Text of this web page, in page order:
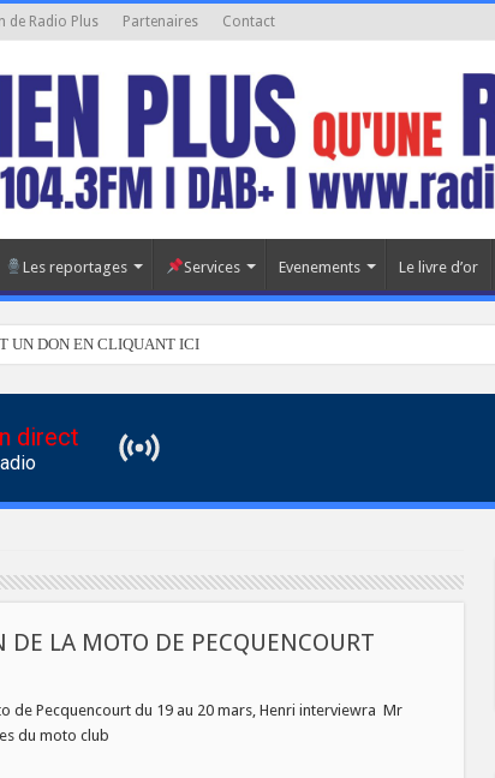
de Radio Plus Partenaires Contact
Les reportages Services Evenements Le livre d’or
UN DON EN CLIQUANT ICI
direct
DE LA MOTO DE PECQUENCOURT
de Pecquencourt du 19 au 20 mars, Henri interviewra Mr
du moto club